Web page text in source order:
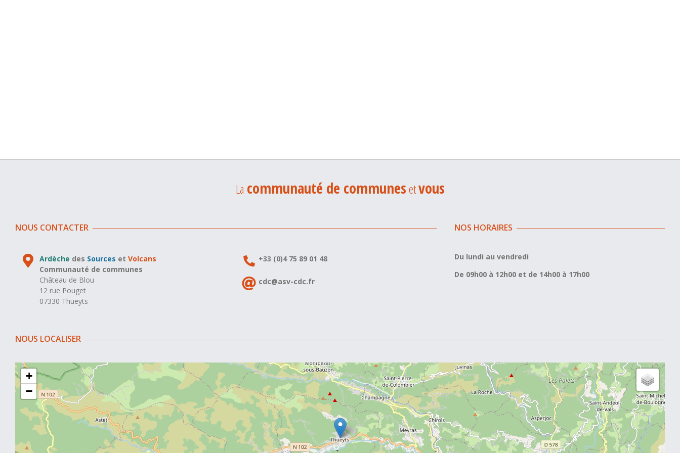
La communauté de communesetvous
NOUS CONTACTER
Ardèche des Sources etVolcans
Communauté de communes
Château de Blou
12 rue Pouget
07330 Thueyts
+33 (0)4 75 89 01 48
cdc@asv-cdc.fr
NOS HORAIRES
Du lundi au vendredi
De 09h00 à 12h00 et de 14h00 à 17h00
NOUS LOCALISER
+
−